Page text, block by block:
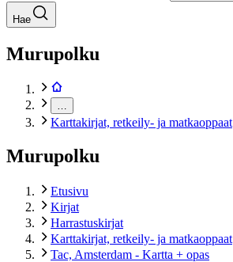
Hae
Murupolku
Karttakirjat, retkeily- ja matkaoppaat
Murupolku
Etusivu
Kirjat
Harrastuskirjat
Karttakirjat, retkeily- ja matkaoppaat
Tac, Amsterdam - Kartta + opas